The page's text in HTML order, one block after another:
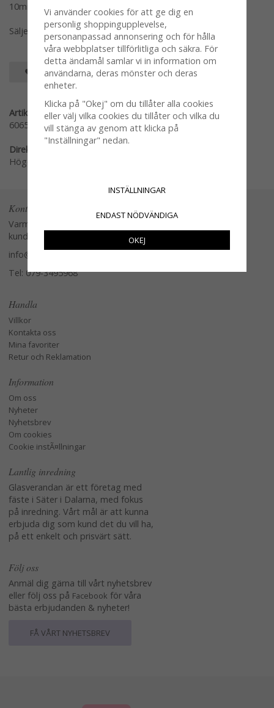
10mm * 50m
Säljes per styck var färg för sig en och en per rulle.
SPARA SOM FAVORIT
Artikelnummer:
60656-GÅ
Direktlänk:
Högerklicka och kopiera adressen
Kontakta oss
Varmt välkommen att kontakta vår
kundtjänst.
info@glasverandan.se
Tel: 079-3495968
Handla
Villkor
Kontakta oss
Mina favoriter
Retur och Reklamation
Information
Om oss
Nyheter
Nyhetsbrev
Om cookies
Cookie instÃ¤llningar
Lantlig inredning
Glasverandan är ett företag med
fäste i Säter i Dalarna, med fokus
på inredning. Vårt mål är att kunna
erbjuda dig som kund det du vill ha,
på ett enkelt och prisvärt sätt.
Följ oss
Anmäl dig gärna till vårt nyhetsbrev
eller följ oss på Facebook för våra
bästa erbjudanden & nyheter!
FÅ VÅRT NYHETSBREV
Vi använder cookies för att ge dig en
personlig shoppingupplevelse,
personanpassad annonsering och för hålla
våra webbplatser tillförlitliga och säkra. För
detta ändamål samlar vi in information om
användarna, deras mönster och deras
enheter.
Klicka på "Okej" om du tillåter alla cookies
eller välj vilka cookies du tillåter och vilka du
vill stänga av genom att klicka på
"Inställningar" nedan.
INSTÄLLNINGAR
ENDAST NÖDVÄNDIGA
OKEJ